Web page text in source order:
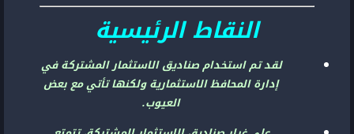
النقاط الرئيسية
لقد تم استخدام صناديق الاستثمار المشتركة في
إدارة المحافظ الاستثمارية ولكنها تأتي مع بعض
العيوب.